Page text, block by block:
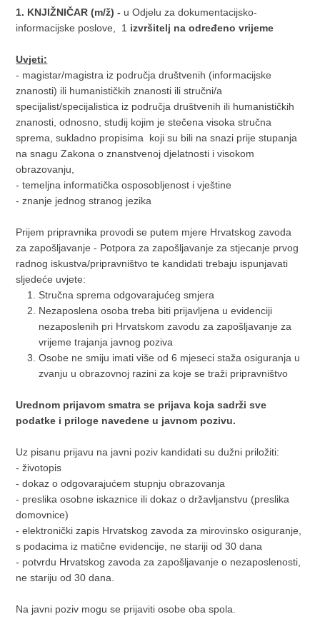
1. KNJIŽNIČAR (m/ž) - u Odjelu za dokumentacijsko-
informacijske poslove, 1 izvršitelj na određeno vrijeme
Uvjeti:
- magistar/magistra iz područja društvenih (informacijske
znanosti) ili humanističkih znanosti ili stručni/a
specijalist/specijalistica iz područja društvenih ili humanističkih
znanosti, odnosno, studij kojim je stečena visoka stručna
sprema, sukladno propisima koji su bili na snazi prije stupanja
na snagu Zakona o znanstvenoj djelatnosti i visokom
obrazovanju,
- temeljna informatička osposobljenost i vještine
- znanje jednog stranog jezika
Prijem pripravnika provodi se putem mjere Hrvatskog zavoda
za zapošljavanje - Potpora za zapošljavanje za stjecanje prvog
radnog iskustva/pripravništvo te kandidati trebaju ispunjavati
sljedeće uvjete:
Stručna sprema odgovarajućeg smjera
Nezaposlena osoba treba biti prijavljena u evidenciji
nezaposlenih pri Hrvatskom zavodu za zapošljavanje za
vrijeme trajanja javnog poziva
Osobe ne smiju imati više od 6 mjeseci staža osiguranja u
zvanju u obrazovnoj razini za koje se traži pripravništvo
Urednom prijavom smatra se prijava koja sadrži sve
podatke i priloge navedene u javnom pozivu.
Uz pisanu prijavu na javni poziv kandidati su dužni priložiti:
- životopis
- dokaz o odgovarajućem stupnju obrazovanja
- preslika osobne iskaznice ili dokaz o državljanstvu (preslika
domovnice)
- elektronički zapis Hrvatskog zavoda za mirovinsko osiguranje,
s podacima iz matične evidencije, ne stariji od 30 dana
- potvrdu Hrvatskog zavoda za zapošljavanje o nezaposlenosti,
ne stariju od 30 dana.
Na javni poziv mogu se prijaviti osobe oba spola.